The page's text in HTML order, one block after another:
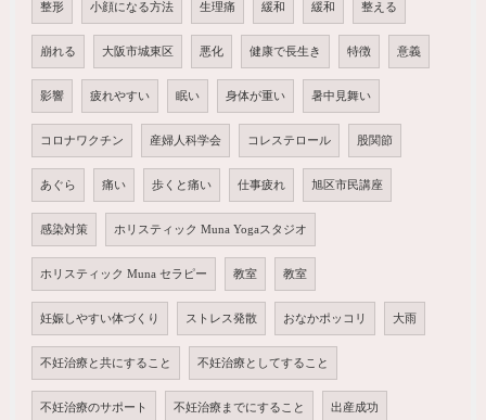
整形 小顔になる方法 生理痛 緩和 緩和 整える
崩れる 大阪市城東区 悪化 健康で長生き 特徴 意義
影響 疲れやすい 眠い 身体が重い 暑中見舞い
コロナワクチン 産婦人科学会 コレステロール 股関節
あぐら 痛い 歩くと痛い 仕事疲れ 旭区市民講座
感染対策 ホリスティック Muna Yogaスタジオ
ホリスティック Muna セラピー 教室 教室
妊娠しやすい体づくり ストレス発散 おなかポッコリ 大雨
不妊治療と共にすること 不妊治療としてすること
不妊治療のサポート 不妊治療までにすること 出産成功